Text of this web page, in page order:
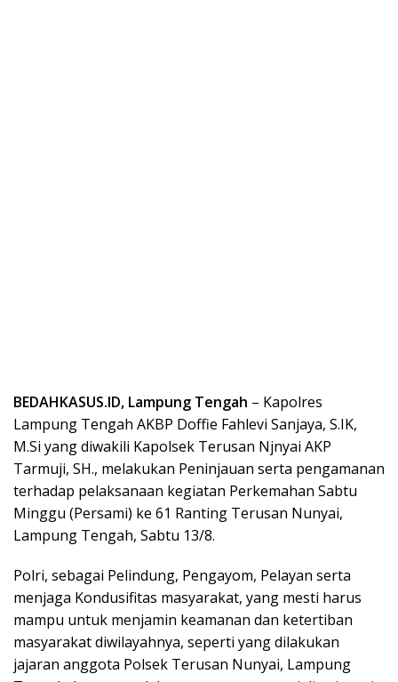
BEDAHKASUS.ID, Lampung Tengah – Kapolres
Lampung Tengah AKBP Doffie Fahlevi Sanjaya, S.IK,
M.Si yang diwakili Kapolsek Terusan Njnyai AKP
Tarmuji, SH., melakukan Peninjauan serta pengamanan
terhadap pelaksanaan kegiatan Perkemahan Sabtu
Minggu (Persami) ke 61 Ranting Terusan Nunyai,
Lampung Tengah, Sabtu 13/8.
Polri, sebagai Pelindung, Pengayom, Pelayan serta
menjaga Kondusifitas masyarakat, yang mesti harus
mampu untuk menjamin keamanan dan ketertiban
masyarakat diwilayahnya, seperti yang dilakukan
jajaran anggota Polsek Terusan Nunyai, Lampung